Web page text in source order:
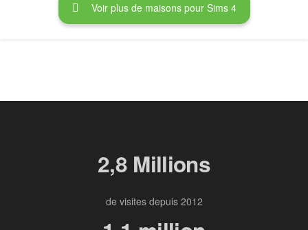
Voir plus de maisons pour Sims 4
2,8 Millions
de visites depuis 2012